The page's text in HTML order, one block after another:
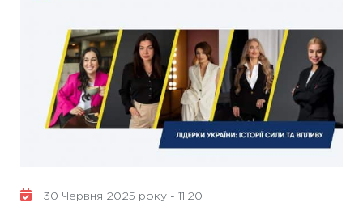
30 Червня 2025 року - 11:20